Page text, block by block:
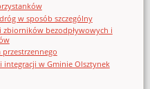
w sposób szczególny
zbiorników bezodpływowych i
integracji w Gminie Olsztynek